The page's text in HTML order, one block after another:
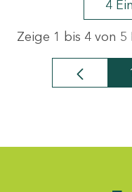
4
Zeige 1 bis 4 von 5